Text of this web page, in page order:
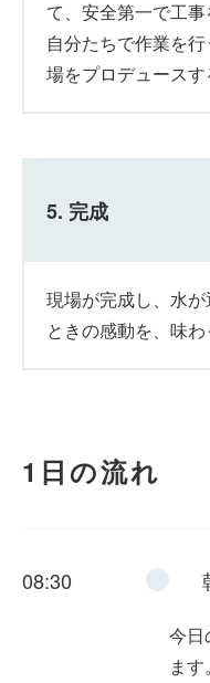
て、安全第一で工事
自分たちで作業を
場をプロデュースす
5. 完成
現場が完成し、水
ときの感動を、味わ
1日の流れ
08:30
今日
ま